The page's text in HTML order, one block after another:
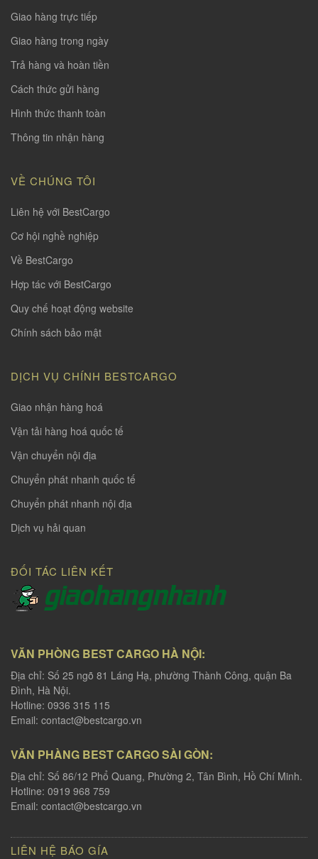
Giao hàng trực tiếp
Giao hàng trong ngày
Trả hàng và hoàn tiền
Cách thức gửi hàng
Hình thức thanh toàn
Thông tin nhận hàng
VỀ CHÚNG TÔI
Liên hệ với BestCargo
Cơ hội nghề nghiệp
Về BestCargo
Hợp tác với BestCargo
Quy chế hoạt động website
Chính sách bảo mật
DỊCH VỤ CHÍNH BESTCARGO
Giao nhận hàng hoá
Vận tải hàng hoá quốc tế
Vận chuyển nội địa
Chuyển phát nhanh quốc tế
Chuyển phát nhanh nội địa
Dịch vụ hải quan
ĐỐI TÁC LIÊN KẾT
VĂN PHÒNG BEST CARGO HÀ NỘI:
Địa chỉ: Số 25 ngõ 81 Láng Hạ, phường Thành Công, quận Ba
Đình, Hà Nội.
Hotline: 0936 315 115
Email: contact@bestcargo.vn
VĂN PHÀNG BEST CARGO SÀI GÒN:
Địa chỉ: Số 86/12 Phổ Quang, Phường 2, Tân Bình, Hồ Chí Minh.
Hotline: 0919 968 759
Email: contact@bestcargo.vn
LIÊN HỆ BÁO GÍA